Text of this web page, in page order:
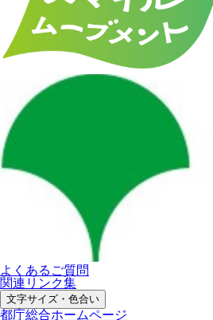
よくあるご質問
関連リンク集
文字サイズ・色合い
都庁総合ホームページ